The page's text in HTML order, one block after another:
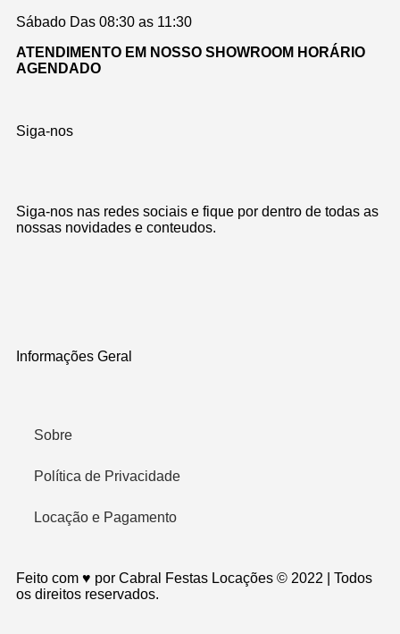
Sábado Das 08:30 as 11:30
ATENDIMENTO EM NOSSO SHOWROOM HORÁRIO
AGENDADO
Siga-nos
Siga-nos nas redes sociais e fique por dentro de todas as
nossas novidades e conteudos.
Informações Geral
Sobre
Política de Privacidade
Locação e Pagamento
Feito com ♥ por Cabral Festas Locações © 2022 | Todos
os direitos reservados.